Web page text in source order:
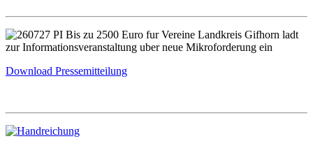
Download Pressemitteilung